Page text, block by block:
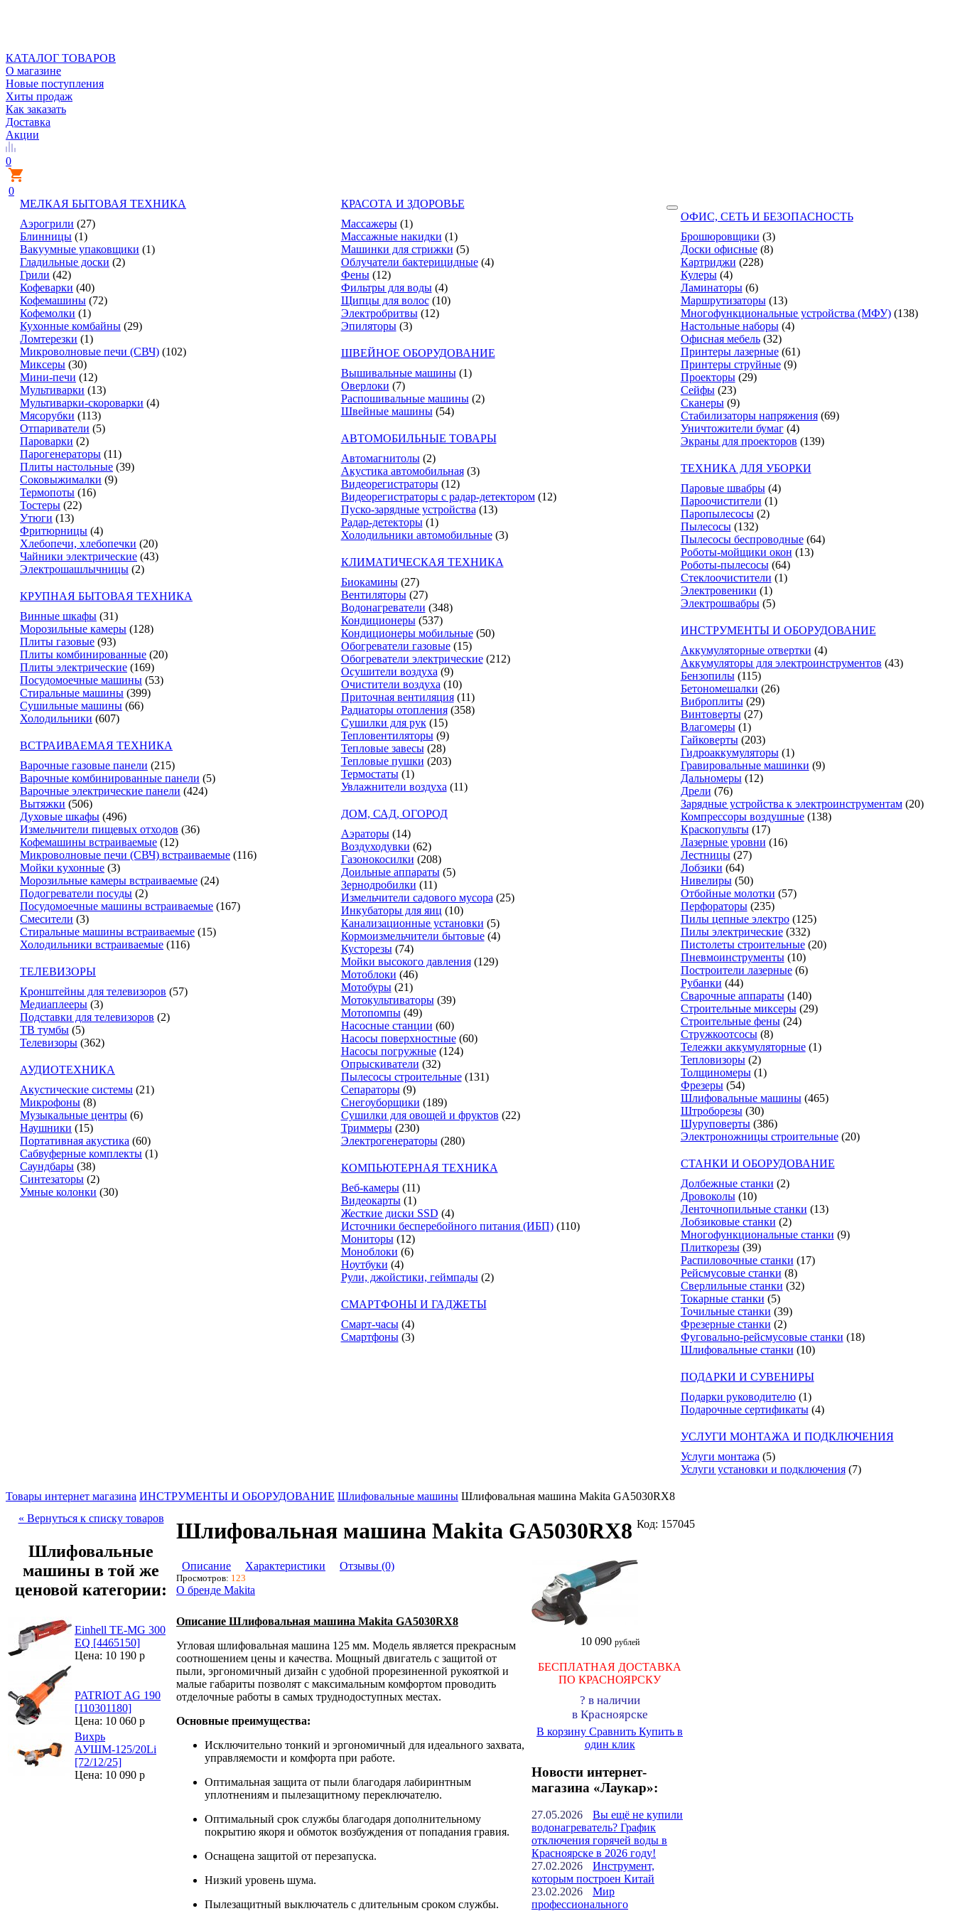
КАТАЛОГ ТОВАРОВ
О магазине
Новые поступления
Хиты продаж
Как заказать
Доставка
Акции
0
0
МЕЛКАЯ БЫТОВАЯ ТЕХНИКА
Аэрогрили (27)
Блинницы (1)
Вакуумные упаковщики (1)
Гладильные доски (2)
Грили (42)
Кофеварки (40)
Кофемашины (72)
Кофемолки (1)
Кухонные комбайны (29)
Ломтерезки (1)
Микроволновые печи (СВЧ) (102)
Миксеры (30)
Мини-печи (12)
Мультиварки (13)
Мультиварки-скороварки (4)
Мясорубки (113)
Отпариватели (5)
Пароварки (2)
Парогенераторы (11)
Плиты настольные (39)
Соковыжималки (9)
Термопоты (16)
Тостеры (22)
Утюги (13)
Фритюрницы (4)
Хлебопечи, хлебопечки (20)
Чайники электрические (43)
Электрошашлычницы (2)
КРУПНАЯ БЫТОВАЯ ТЕХНИКА
Винные шкафы (31)
Морозильные камеры (128)
Плиты газовые (93)
Плиты комбинированные (20)
Плиты электрические (169)
Посудомоечные машины (53)
Стиральные машины (399)
Сушильные машины (66)
Холодильники (607)
ВСТРАИВАЕМАЯ ТЕХНИКА
Варочные газовые панели (215)
Варочные комбинированные панели (5)
Варочные электрические панели (424)
Вытяжки (506)
Духовые шкафы (496)
Измельчители пищевых отходов (36)
Кофемашины встраиваемые (12)
Микроволновые печи (СВЧ) встраиваемые (116)
Мойки кухонные (3)
Морозильные камеры встраиваемые (24)
Подогреватели посуды (2)
Посудомоечные машины встраиваемые (167)
Смесители (3)
Стиральные машины встраиваемые (15)
Холодильники встраиваемые (116)
ТЕЛЕВИЗОРЫ
Кронштейны для телевизоров (57)
Медиаплееры (3)
Подставки для телевизоров (2)
ТВ тумбы (5)
Телевизоры (362)
АУДИОТЕХНИКА
Акустические системы (21)
Микрофоны (8)
Музыкальные центры (6)
Наушники (15)
Портативная акустика (60)
Сабвуферные комплекты (1)
Саундбары (38)
Синтезаторы (2)
Умные колонки (30)
КРАСОТА И ЗДОРОВЬЕ
Массажеры (1)
Массажные накидки (1)
Машинки для стрижки (5)
Облучатели бактерицидные (4)
Фены (12)
Фильтры для воды (4)
Щипцы для волос (10)
Электробритвы (12)
Эпиляторы (3)
ШВЕЙНОЕ ОБОРУДОВАНИЕ
Вышивальные машины (1)
Оверлоки (7)
Распошивальные машины (2)
Швейные машины (54)
АВТОМОБИЛЬНЫЕ ТОВАРЫ
Автомагнитолы (2)
Акустика автомобильная (3)
Видеорегистраторы (12)
Видеорегистраторы с радар-детектором (12)
Пуско-зарядные устройства (13)
Радар-детекторы (1)
Холодильники автомобильные (3)
КЛИМАТИЧЕСКАЯ ТЕХНИКА
Биокамины (27)
Вентиляторы (27)
Водонагреватели (348)
Кондиционеры (537)
Кондиционеры мобильные (50)
Обогреватели газовые (15)
Обогреватели электрические (212)
Осушители воздуха (9)
Очистители воздуха (10)
Приточная вентиляция (11)
Радиаторы отопления (358)
Сушилки для рук (15)
Тепловентиляторы (9)
Тепловые завесы (28)
Тепловые пушки (203)
Термостаты (1)
Увлажнители воздуха (11)
ДОМ, САД, ОГОРОД
Аэраторы (14)
Воздуходувки (62)
Газонокосилки (208)
Доильные аппараты (5)
Зернодробилки (11)
Измельчители садового мусора (25)
Инкубаторы для яиц (10)
Канализационные установки (5)
Кормоизмельчители бытовые (4)
Кусторезы (74)
Мойки высокого давления (129)
Мотоблоки (46)
Мотобуры (21)
Мотокультиваторы (39)
Мотопомпы (49)
Насосные станции (60)
Насосы поверхностные (60)
Насосы погружные (124)
Опрыскиватели (32)
Пылесосы строительные (131)
Сепараторы (9)
Снегоуборщики (189)
Сушилки для овощей и фруктов (22)
Триммеры (230)
Электрогенераторы (280)
КОМПЬЮТЕРНАЯ ТЕХНИКА
Веб-камеры (11)
Видеокарты (1)
Жесткие диски SSD (4)
Источники бесперебойного питания (ИБП) (110)
Мониторы (12)
Моноблоки (6)
Ноутбуки (4)
Рули, джойстики, геймпады (2)
СМАРТФОНЫ И ГАДЖЕТЫ
Смарт-часы (4)
Смартфоны (3)
ОФИС, СЕТЬ И БЕЗОПАСНОСТЬ
Брошюровщики (3)
Доски офисные (8)
Картриджи (228)
Кулеры (4)
Ламинаторы (6)
Маршрутизаторы (13)
Многофункциональные устройства (МФУ) (138)
Настольные наборы (4)
Офисная мебель (32)
Принтеры лазерные (61)
Принтеры струйные (9)
Проекторы (29)
Сейфы (23)
Сканеры (9)
Стабилизаторы напряжения (69)
Уничтожители бумаг (4)
Экраны для проекторов (139)
ТЕХНИКА ДЛЯ УБОРКИ
Паровые швабры (4)
Пароочистители (1)
Паропылесосы (2)
Пылесосы (132)
Пылесосы беспроводные (64)
Роботы-мойщики окон (13)
Роботы-пылесосы (64)
Стеклоочистители (1)
Электровеники (1)
Электрошвабры (5)
ИНСТРУМЕНТЫ И ОБОРУДОВАНИЕ
Аккумуляторные отвертки (4)
Аккумуляторы для электроинструментов (43)
Бензопилы (115)
Бетономешалки (26)
Виброплиты (29)
Винтоверты (27)
Влагомеры (1)
Гайковерты (203)
Гидроаккумуляторы (1)
Гравировальные машинки (9)
Дальномеры (12)
Дрели (76)
Зарядные устройства к электроинструментам (20)
Компрессоры воздушные (138)
Краскопульты (17)
Лазерные уровни (16)
Лестницы (27)
Лобзики (64)
Нивелиры (50)
Отбойные молотки (57)
Перфораторы (235)
Пилы цепные электро (125)
Пилы электрические (332)
Пистолеты строительные (20)
Пневмоинструменты (10)
Построители лазерные (6)
Рубанки (44)
Сварочные аппараты (140)
Строительные миксеры (29)
Строительные фены (24)
Стружкоотсосы (8)
Тележки аккумуляторные (1)
Тепловизоры (2)
Толщиномеры (1)
Фрезеры (54)
Шлифовальные машины (465)
Штроборезы (30)
Шуруповерты (386)
Электроножницы строительные (20)
СТАНКИ И ОБОРУДОВАНИЕ
Долбежные станки (2)
Дровоколы (10)
Ленточнопильные станки (13)
Лобзиковые станки (2)
Многофункциональные станки (9)
Плиткорезы (39)
Распиловочные станки (17)
Рейсмусовые станки (8)
Сверлильные станки (32)
Токарные станки (5)
Точильные станки (39)
Фрезерные станки (2)
Фуговально-рейсмусовые станки (18)
Шлифовальные станки (10)
ПОДАРКИ И СУВЕНИРЫ
Подарки руководителю (1)
Подарочные сертификаты (4)
УСЛУГИ МОНТАЖА И ПОДКЛЮЧЕНИЯ
Услуги монтажа (5)
Услуги установки и подключения (7)
Товары интернет магазина ИНСТРУМЕНТЫ И ОБОРУДОВАНИЕ Шлифовальные машины Шлифовальная машина Makita GA5030RX8
« Вернуться к списку товаров
Шлифовальные
машины в той же
ценовой категории:
Einhell TE-MG 300
EQ [4465150]
Цена: 10 190 р
PATRIOT AG 190
[110301180]
Цена: 10 060 р
Вихрь
АУШМ-125/20Li
[72/12/25]
Цена: 10 090 р
Код: 157045
Шлифовальная машина Makita GA5030RX8
10 090 рублей
БЕСПЛАТНАЯ ДОСТАВКА
ПО КРАСНОЯРСКУ
? в наличии
в Красноярске
В корзину Сравнить Купить в
один клик
Новости интернет-
магазина «Лаукар»:
27.05.2026
Вы ещё не купили
водонагреватель? График
отключения горячей воды в
Красноярске в 2026 году!
27.02.2026
Инструмент,
которым построен Китай
23.02.2026
Мир
профессионального
Описание Характеристики Отзывы (0)
Просмотров: 123
О бренде Makita
Описание Шлифовальная машина Makita GA5030RX8
Угловая шлифовальная машина 125 мм. Модель является прекрасным
соотношением цены и качества. Мощный двигатель с защитой от
пыли, эргономичный дизайн с удобной прорезиненной рукояткой и
малые габариты позволят с максимальным комфортом проводить
отделочные работы в самых труднодоступных местах.
Основные преимущества:
Исключительно тонкий и эргономичный для идеального захвата,
управляемости и комфорта при работе.
Оптимальная защита от пыли благодаря лабиринтным
уплотнениям и пылезащитному переключателю.
Оптимальный срок службы благодаря дополнительному
покрытию якоря и обмоток возбуждения от попадания гравия.
Оснащена защитой от перезапуска.
Низкий уровень шума.
Пылезащитный выключатель с длительным сроком службы.